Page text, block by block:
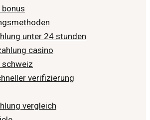
unter 24 stunden
casino
schweiz
verifizierung
vergleich